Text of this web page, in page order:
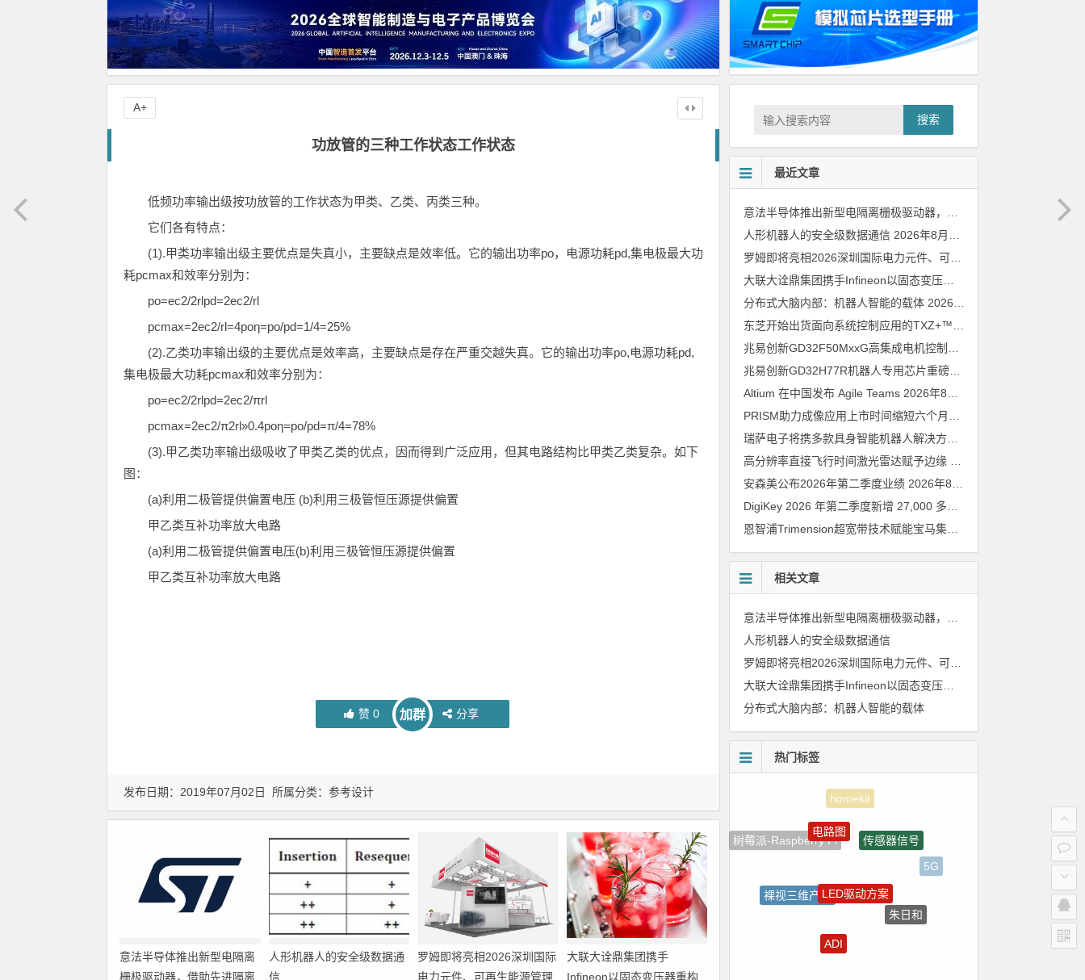
功放管的三种工作状态工作状态
低频功率输出级按功放管的工作状态为甲类、乙类、丙类三种。
它们各有特点：
(1).甲类功率输出级主要优点是失真小，主要缺点是效率低。它的输出功率po，电源功耗pd,集电极最大功
耗pcmax和效率分别为：
po=ec2/2rlpd=2ec2/rl
pcmax=2ec2/rl=4poη=po/pd=1/4=25%
(2).乙类功率输出级的主要优点是效率高，主要缺点是存在严重交越失真。它的输出功率po,电源功耗pd,
集电极最大功耗pcmax和效率分别为：
po=ec2/2rlpd=2ec2/πrl
pcmax=2ec2/π2rl»0.4poη=po/pd=π/4=78%
(3).甲乙类功率输出级吸收了甲类乙类的优点，因而得到广泛应用，但其电路结构比甲类乙类复杂。如下
图：
(a)利用二极管提供偏置电压 (b)利用三极管恒压源提供偏置
甲乙类互补功率放大电路
(a)利用二极管提供偏置电压(b)利用三极管恒压源提供偏置
甲乙类互补功率放大电路
赞0 加群 分享
A+
发布日期：2019年07月02日 所属分类： 参考设计
意法半导体推出新型电隔离
栅极驱动器，借助先进隔离
人形机器人的安全级数据通
信
罗姆即将亮相2026深圳国际
电力元件、可再生能源管理
大联大诠鼎集团携手
Infineon以固态变压器重构
搜索
最近文章
人形机器人的安全级数据通信 2026年8月8日
罗姆即将亮相2026深圳国际电力元件、可再生能源管理展览会暨研讨会
大联大诠鼎集团携手Infineon以固态变压器重构配电效率新标杆
分布式大脑内部：机器人智能的载体 2026年8月6日
兆易创新GD32H77R机器人专用芯片重磅亮相，精准赋能伺服驱动与关节控制
Altium 在中国发布 Agile Teams 2026年8月6日
安森美公布2026年第二季度业绩 2026年8月6日
恩智浦Trimension超宽带技术赋能宝马集团Digital Key Plus及生命体存在检测功能
相关文章
人形机器人的安全级数据通信
罗姆即将亮相2026深圳国际电力元件、可再生能源管理展览会暨研讨会
大联大诠鼎集团携手Infineon以固态变压器重构配电效率新标杆
分布式大脑内部：机器人智能的载体
热门标签
树莓派-Raspberry Pi
电路图
传感器信号
5G
裸视三维产品
朱日和
电气光伏
ADI